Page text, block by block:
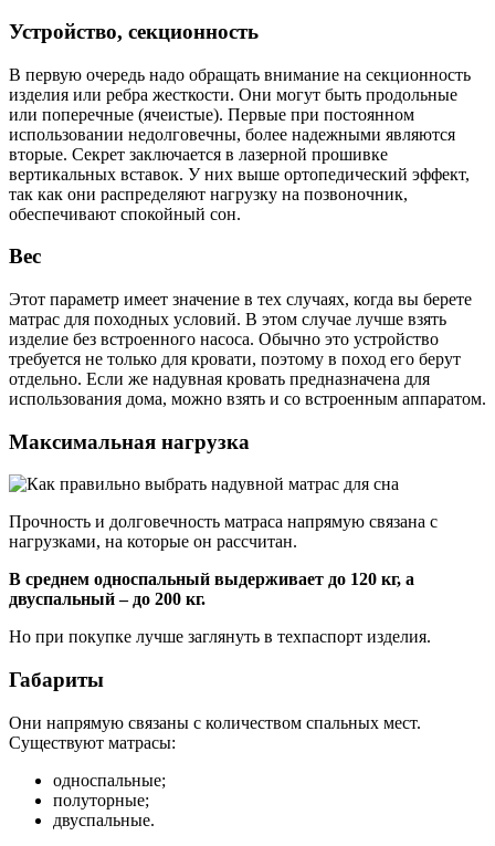
Устройство, секционность
В первую очередь надо обращать внимание на секционность
изделия или ребра жесткости. Они могут быть продольные
или поперечные (ячеистые). Первые при постоянном
использовании недолговечны, более надежными являются
вторые. Секрет заключается в лазерной прошивке
вертикальных вставок. У них выше ортопедический эффект,
так как они распределяют нагрузку на позвоночник,
обеспечивают спокойный сон.
Вес
Этот параметр имеет значение в тех случаях, когда вы берете
матрас для походных условий. В этом случае лучше взять
изделие без встроенного насоса. Обычно это устройство
требуется не только для кровати, поэтому в поход его берут
отдельно. Если же надувная кровать предназначена для
использования дома, можно взять и со встроенным аппаратом.
Максимальная нагрузка
Прочность и долговечность матраса напрямую связана с
нагрузками, на которые он рассчитан.
В среднем односпальный выдерживает до 120 кг, а
двуспальный – до 200 кг.
Но при покупке лучше заглянуть в техпаспорт изделия.
Габариты
Они напрямую связаны с количеством спальных мест.
Существуют матрасы:
односпальные;
полуторные;
двуспальные.